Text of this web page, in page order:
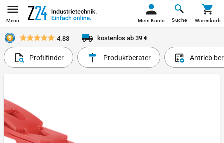
Menü Suche
Mein Konto Warenkorb
4.83 kostenlos ab 39 €
Profilfinder Produktberater Antrieb